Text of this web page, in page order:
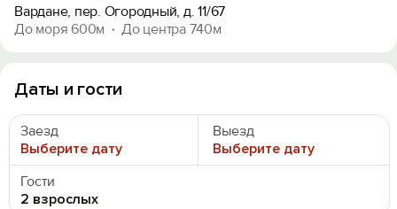
Вардане, пер. Огородный, д. 11/67
До моря 600м
До центра 740м
Даты и гости
Заезд
Выберите дату
Выезд
Выберите дату
Гости
2 взрослых